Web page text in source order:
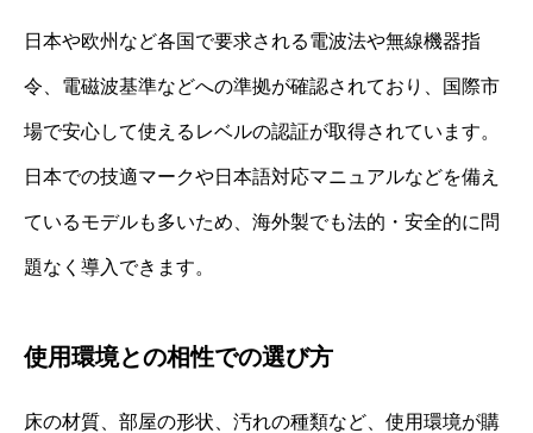
日本や欧州など各国で要求される電波法や無線機器指
令、電磁波基準などへの準拠が確認されており、国際市
場で安心して使えるレベルの認証が取得されています。
日本での技適マークや日本語対応マニュアルなどを備え
ているモデルも多いため、海外製でも法的・安全的に問
題なく導入できます。
使用環境との相性での選び方
床の材質、部屋の形状、汚れの種類など、使用環境が購